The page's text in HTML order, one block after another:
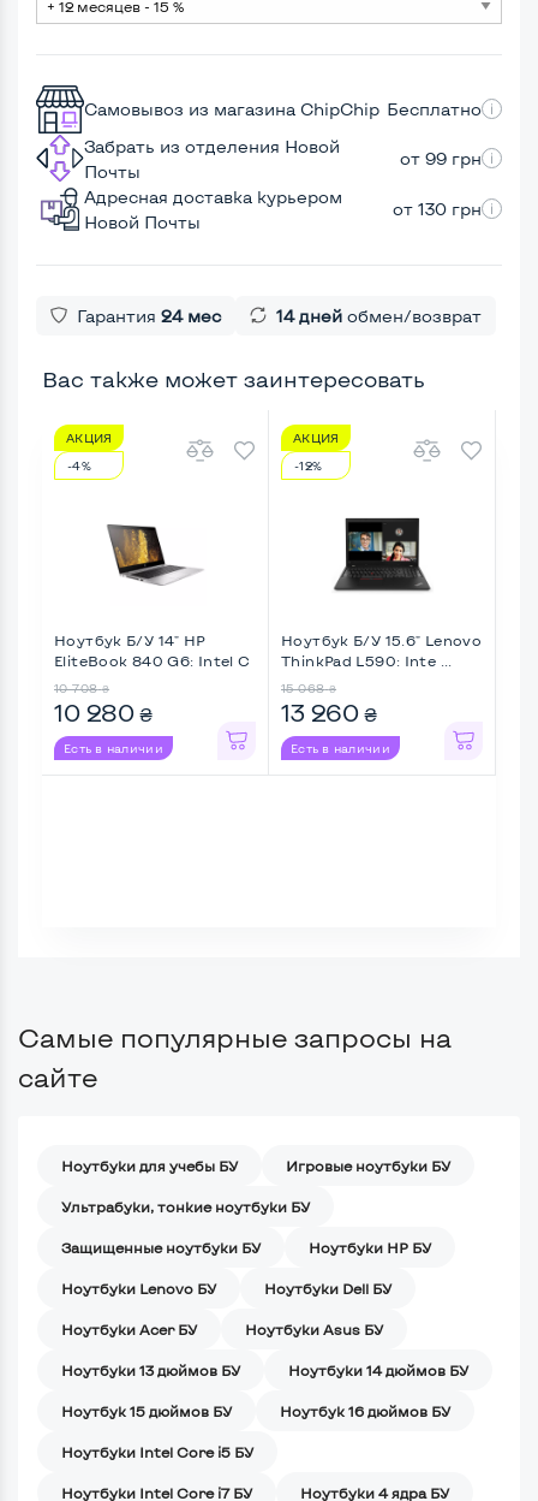
Самовывоз из магазина ChipChip Бесплатно
Забрать из отделения Новой
Почты
от 99 грн
Адресная доставка курьером
Новой Почты
от 130 грн
Гарантия 24 мес 14 дней обмен/возврат
Вас также может заинтересовать
АКЦИЯ
-4%
Ноутбук Б/У 14" HP
EliteBook 840 G6: Intel C
10 708 ₴
10 280 ₴
Есть в наличии
АКЦИЯ
-12%
Ноутбук Б/У 15.6" Lenovo
ThinkPad L590: Inte ...
15 068 ₴
13 260 ₴
Есть в наличии
Самые популярные запросы на
сайте
Ноутбуки для учебы БУ Игровые ноутбуки БУ
Ультрабуки, тонкие ноутбуки БУ
Защищенные ноутбуки БУ Ноутбуки HP БУ
Ноутбуки Lenovo БУ Ноутбуки Dell БУ
Ноутбуки Acer БУ Ноутбуки Asus БУ
Ноутбуки 13 дюймов БУ Ноутбуки 14 дюймов БУ
Ноутбук 15 дюймов БУ Ноутбук 16 дюймов БУ
Ноутбуки Intel Core i5 БУ
Ноутбуки Intel Core i7 БУ Ноутбуки 4 ядра БУ